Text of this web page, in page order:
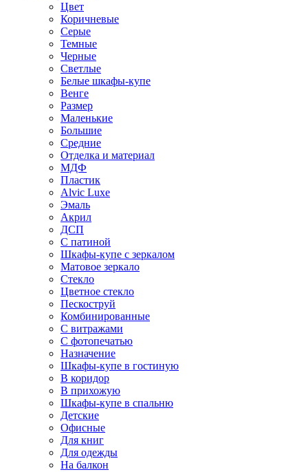
Цвет
Коричневые
Серые
Темные
Черные
Светлые
Белые шкафы-купе
Венге
Размер
Маленькие
Большие
Средние
Отделка и материал
МДФ
Пластик
Alvic Luxe
Эмаль
Акрил
ДСП
С патиной
Шкафы-купе с зеркалом
Матовое зеркало
Стекло
Цветное стекло
Пескоструй
Комбинированные
С витражами
С фотопечатью
Назначение
Шкафы-купе в гостиную
В коридор
В прихожую
Шкафы-купе в спальню
Детские
Офисные
Для книг
Для одежды
На балкон